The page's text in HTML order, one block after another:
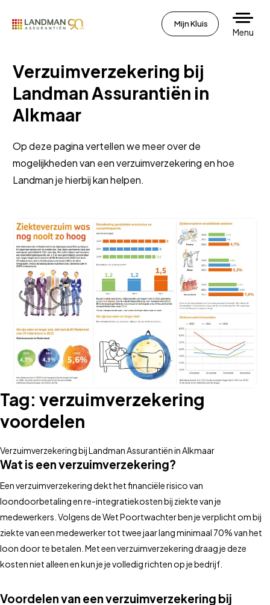
Mijn Kluis
Menu
Verzuimverzekering bij
Landman Assurantiën in
Alkmaar
Op deze pagina vertellen we meer over de
mogelijkheden van een verzuimverzekering en hoe
Landman je hierbij kan helpen.
Tag: verzuimverzekering
voordelen
Verzuimverzekering bij Landman Assurantiën in Alkmaar
Wat is een verzuimverzekering?
Een verzuimverzekering dekt het financiële risico van
loondoorbetaling en re-integratiekosten bij ziekte van je
medewerkers. Volgens de Wet Poortwachter ben je verplicht om bij
ziekte van een medewerker tot twee jaar lang minimaal 70% van het
loon door te betalen. Met een verzuimverzekering draag je deze
kosten niet alleen en kun je je volledig richten op je bedrijf.
Voordelen van een verzuimverzekering bij